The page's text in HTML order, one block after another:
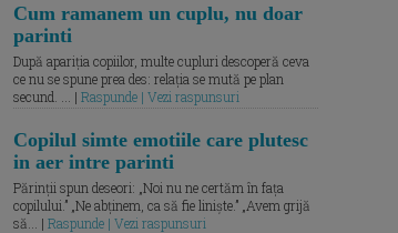
Cum ramanem un cuplu, nu doar
parinti
După apariția copiilor, multe cupluri descoperă ceva
ce nu se spune prea des: relația se mută pe plan
secund. ... | Raspunde | Vezi raspunsuri
Copilul simte emotiile care plutesc
in aer intre parinti
Părinții spun deseori: „Noi nu ne certăm în fața
copilului.” „Ne abținem, ca să fie liniște.” „Avem grijă
să... | Raspunde | Vezi raspunsuri